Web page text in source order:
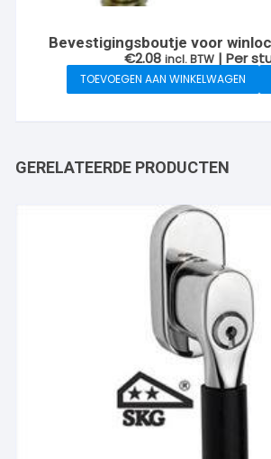
Bevestigingsboutje voor
€2.08 incl. BTW | Per
TOEVOEGEN AAN WINKELWAGEN
GERELATEERDE PRODUCTEN